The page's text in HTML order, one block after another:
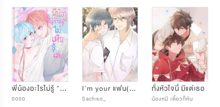
พี่น้องอะไรไม่รู้ "ไม่เห็นรู้จักเลย"
0000
I'm your แฟน(ค)ลับ
Sachiko_
ทั้งหัวใจนี้ มีแต่เธอ
น้องหมี เดี๋ยวก็หัน